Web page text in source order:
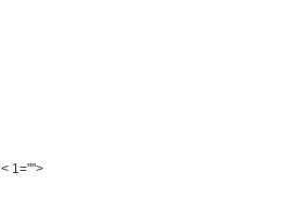
< 1="">